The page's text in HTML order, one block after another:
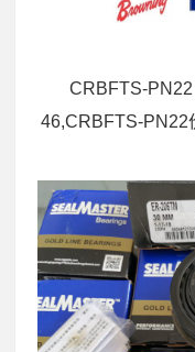
CRBFTS-
46,CRBFTS-PN22